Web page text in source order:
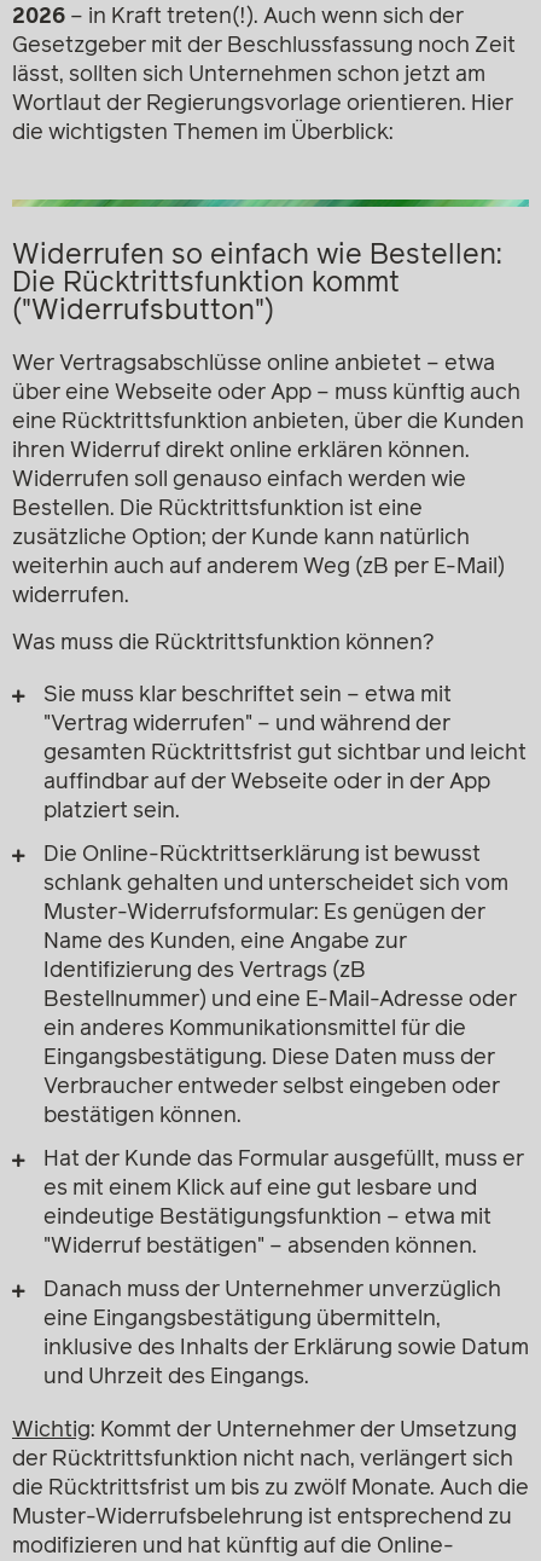
2026 – in Kraft treten(!). Auch wenn sich der
Gesetzgeber mit der Beschlussfassung noch Zeit
lässt, sollten sich Unternehmen schon jetzt am
Wortlaut der Regierungsvorlage orientieren. Hier
die wichtigsten Themen im Überblick:
Widerrufen so einfach wie Bestellen:
Die Rücktrittsfunktion kommt
("Widerrufsbutton")
Wer Vertragsabschlüsse online anbietet – etwa
über eine Webseite oder App – muss künftig auch
eine Rücktrittsfunktion anbieten, über die Kunden
ihren Widerruf direkt online erklären können.
Widerrufen soll genauso einfach werden wie
Bestellen. Die Rücktrittsfunktion ist eine
zusätzliche Option; der Kunde kann natürlich
weiterhin auch auf anderem Weg (zB per E-Mail)
widerrufen.
Was muss die Rücktrittsfunktion können?
Sie muss klar beschriftet sein – etwa mit
"Vertrag widerrufen" – und während der
gesamten Rücktrittsfrist gut sichtbar und leicht
auffindbar auf der Webseite oder in der App
platziert sein.
Die Online-Rücktrittserklärung ist bewusst
schlank gehalten und unterscheidet sich vom
Muster-Widerrufsformular: Es genügen der
Name des Kunden, eine Angabe zur
Identifizierung des Vertrags (zB
Bestellnummer) und eine E-Mail-Adresse oder
ein anderes Kommunikationsmittel für die
Eingangsbestätigung. Diese Daten muss der
Verbraucher entweder selbst eingeben oder
bestätigen können.
Hat der Kunde das Formular ausgefüllt, muss er
es mit einem Klick auf eine gut lesbare und
eindeutige Bestätigungsfunktion – etwa mit
"Widerruf bestätigen" – absenden können.
Danach muss der Unternehmer unverzüglich
eine Eingangsbestätigung übermitteln,
inklusive des Inhalts der Erklärung sowie Datum
und Uhrzeit des Eingangs.
Wichtig: Kommt der Unternehmer der Umsetzung
der Rücktrittsfunktion nicht nach, verlängert sich
die Rücktrittsfrist um bis zu zwölf Monate. Auch die
Muster-Widerrufsbelehrung ist entsprechend zu
modifizieren und hat künftig auf die Online-